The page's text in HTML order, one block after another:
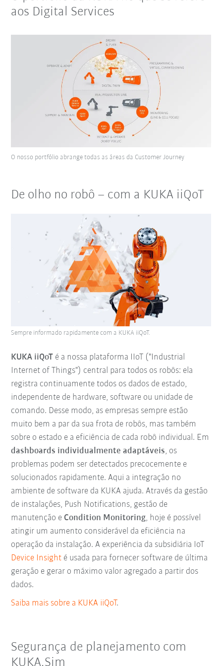
aos Digital Services
O nosso portfólio abrange todas as áreas da Customer Journey
De olho no robô – com a KUKA iiQoT
KUKA iiQoT é a nossa plataforma IIoT ("Industrial
Internet of Things") central para todos os robôs: ela
registra continuamente todos os dados de estado,
independente de hardware, software ou unidade de
comando. Desse modo, as empresas sempre estão
muito bem a par da sua frota de robôs, mas também
sobre o estado e a eficiência de cada robô individual. Em
dashboards individualmente adaptáveis, os
problemas podem ser detectados precocemente e
solucionados rapidamente. Aqui a integração no
ambiente de software da KUKA ajuda. Através da gestão
de instalações, Push Notifications, gestão de
manutenção e Condition Monitoring, hoje é possível
atingir um aumento considerável da eficiência na
operação da instalação. A experiência da subsidiária IoT
Device Insight é usada para fornecer software de última
geração e gerar o máximo valor agregado a partir dos
dados.
Saiba mais sobre a KUKA iiQoT.
Sempre informado rapidamente com a KUKA iiQoT.
Segurança de planejamento com
KUKA.Sim